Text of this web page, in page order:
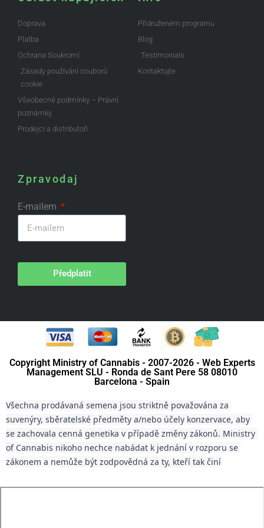
Doprava
Platba
Ochrana Soukromí
Zásady používání souborů
cookie
Všeobecné podmínky – Právní
poznámky
Prodejci a distributoři
Přidruženém programu
Blog
Testimonials
Kontaktujte
Zpravodaj
E-mailem
Předplatit
Copyright Ministry of Cannabis - 2007-2026 - Web Experts
Management SLU - Ronda de Sant Pere 58 08010
Barcelona - Spain
Všechna prodávaná semena jsou striktně považována za
suvenýry, sběratelské předměty a/nebo účely konzervace, aby
se zachovala cenná genetika v případě změny zákonů. Ministry
of Cannabis nikoho nechce nabádat k jednání v rozporu se
zákonem a nemůže být zodpovědná za ty, kteří tak činí